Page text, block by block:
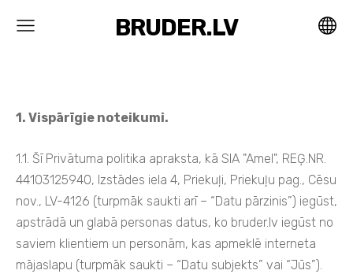
BRUDER.LV
1. Vispārīgie noteikumi.
1.1. Šī Privātuma politika apraksta, kā SIA "Amel", REĢ.NR.
44103125940, Izstādes iela 4, Priekuļi, Priekuļu pag., Cēsu
nov., LV-4126 (turpmāk saukti arī – “Datu pārzinis”) iegūst,
apstrādā un glabā personas datus, ko bruder.lv iegūst no
saviem klientiem un personām, kas apmeklē interneta
mājaslapu (turpmāk saukti – “Datu subjekts” vai “Jūs”).